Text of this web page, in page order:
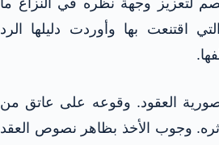
لتعزيز وجهة نظره في النزاع ما
اقتنعت بها وأوردت دليلها الرد
العقود. وقوعه على عاتق من
وجوب الأخذ بظاهر نصوص العقد